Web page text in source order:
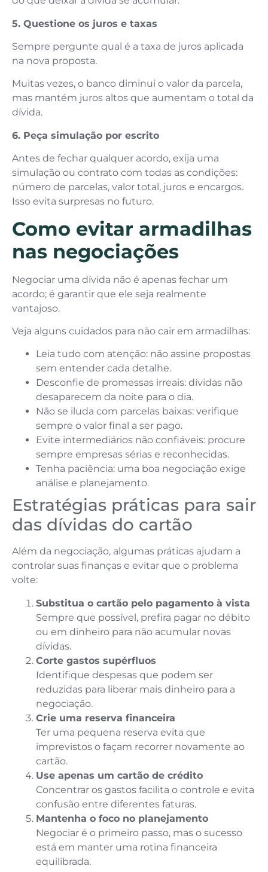
5. Questione os juros e taxas
Sempre pergunte qual é a taxa de juros aplicada
na nova proposta.
Muitas vezes, o banco diminui o valor da parcela,
mas mantém juros altos que aumentam o total da
dívida.
6. Peça simulação por escrito
Antes de fechar qualquer acordo, exija uma
simulação ou contrato com todas as condições:
número de parcelas, valor total, juros e encargos.
Isso evita surpresas no futuro.
Como evitar armadilhas
nas negociações
Negociar uma dívida não é apenas fechar um
acordo; é garantir que ele seja realmente
vantajoso.
Veja alguns cuidados para não cair em armadilhas:
Leia tudo com atenção: não assine propostas
sem entender cada detalhe.
Desconfie de promessas irreais: dívidas não
desaparecem da noite para o dia.
Não se iluda com parcelas baixas: verifique
sempre o valor final a ser pago.
Evite intermediários não confiáveis: procure
sempre empresas sérias e reconhecidas.
Tenha paciência: uma boa negociação exige
análise e planejamento.
Estratégias práticas para sair
das dívidas do cartão
Além da negociação, algumas práticas ajudam a
controlar suas finanças e evitar que o problema
volte:
Substitua o cartão pelo pagamento à vista
Sempre que possível, prefira pagar no débito
ou em dinheiro para não acumular novas
dívidas.
Corte gastos supérfluos
Identifique despesas que podem ser
reduzidas para liberar mais dinheiro para a
negociação.
Crie uma reserva financeira
Ter uma pequena reserva evita que
imprevistos o façam recorrer novamente ao
cartão.
Use apenas um cartão de crédito
Concentrar os gastos facilita o controle e evita
confusão entre diferentes faturas.
Mantenha o foco no planejamento
Negociar é o primeiro passo, mas o sucesso
está em manter uma rotina financeira
equilibrada.